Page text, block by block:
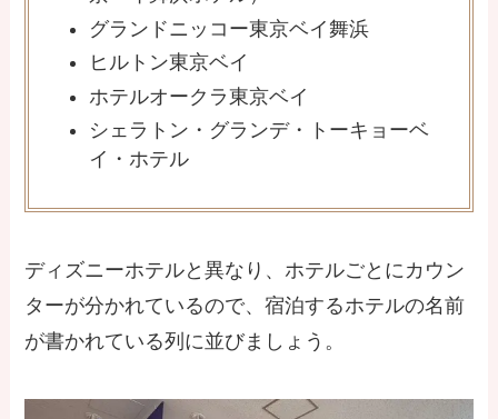
グランドニッコー東京ベイ舞浜
ヒルトン東京ベイ
ホテルオークラ東京ベイ
シェラトン・グランデ・トーキョーベ
イ・ホテル
ディズニーホテルと異なり、ホテルごとにカウン
ターが分かれているので、宿泊するホテルの名前
が書かれている列に並びましょう。